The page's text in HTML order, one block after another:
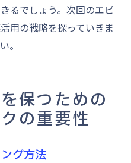
るでしょう。次回のエピ
用の戦略を探っていきま
。
保つための
の重要性
グ方法